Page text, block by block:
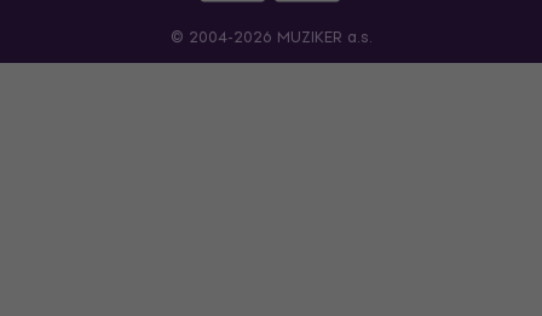
© 2004-2026 MUZIKER a.s.